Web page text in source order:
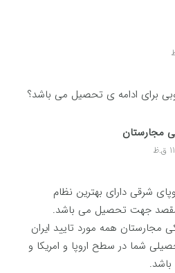
برای ادامه ی تحصیل می باشد؟
مجارستان
شرقی دارای بهترین نظام
جهت تحصیل می باشد.
مجارستان همه مورد تایید ایران
شما در سطح اروپا و امریکا و
باشد.